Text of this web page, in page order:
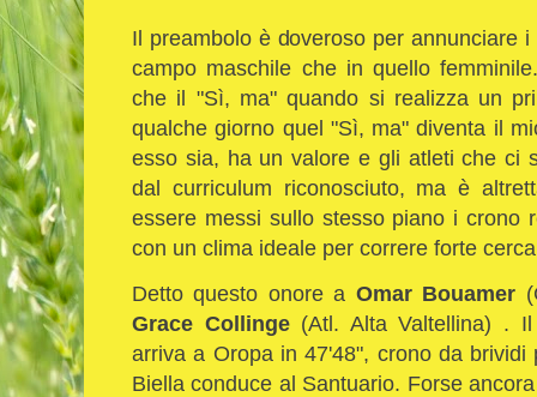
Il preambolo è doveroso per annunciare
campo maschile che in quello
che il "Sì, ma" quando si realizza un
qualche giorno quel "Sì, ma" diventa il
esso sia, ha un valore e gli atleti che ci
dal curriculum riconosciuto, ma è
essere messi sullo stesso piano i crono
con un clima ideale per correre forte
Detto questo onore a Omar Bouamer
Grace Collinge(Atl. Alta Valtellina) . Il
arriva a Oropa in 47'48", crono da
Biella conduce al Santuario. Forse